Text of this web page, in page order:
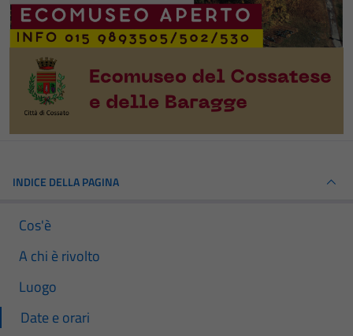
INDICE DELLA PAGINA
Cos'è
A chi è rivolto
Luogo
Date e orari